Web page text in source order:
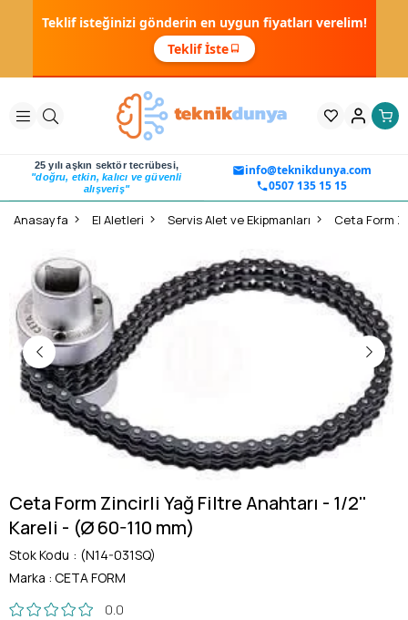
Teklif isteğinizi gönderin en uygun fiyatları verelim!
Teklif İste
25 yılı aşkın sektör tecrübesi,
"doğru, etkin, kalıcı ve güvenli
alışveriş"
info@teknikdunya.com
0507 135 15 15
Anasayfa El Aletleri Servis Alet ve Ekipmanları
Ceta Form Zincirli Yağ Filtre Anahtarı - 1/2''
Kareli - (Ø 60-110 mm)
Stok Kodu
(N14-031SQ)
Marka : CETA FORM
0.0